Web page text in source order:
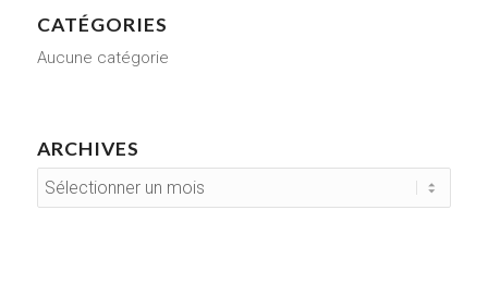
CATÉGORIES
Aucune catégorie
ARCHIVES